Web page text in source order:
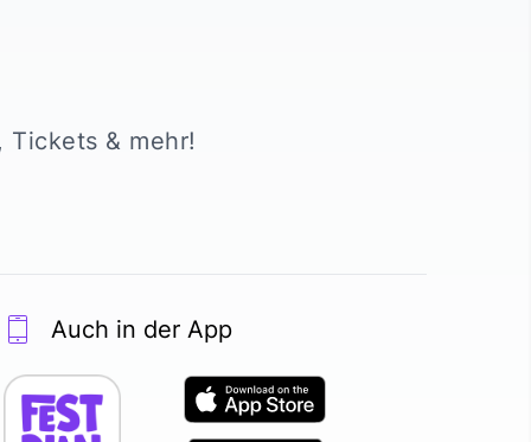
& mehr!
Auch in der App